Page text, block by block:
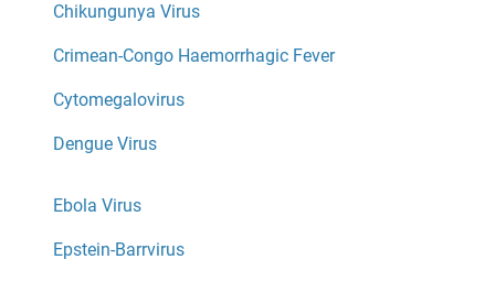
Chikungunya Virus
Crimean-Congo Haemorrhagic Fever
Cytomegalovirus
Dengue Virus
Ebola Virus
Epstein-Barrvirus